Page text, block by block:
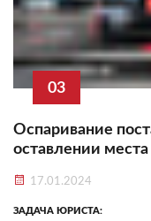
03
Оспаривание
оставлении
17.01.2024
ЗАДАЧА ЮРИСТА: